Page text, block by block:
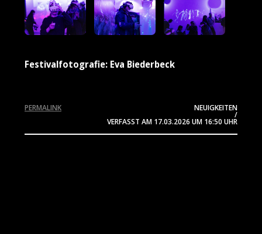
Festivalfotografie: Eva Biederbeck
NEUIGKEITEN
/
VERFASST AM 17.03.2026 UM 16:50 UHR
PERMALINK